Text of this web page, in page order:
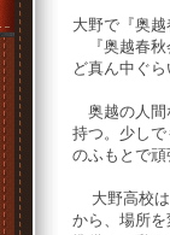
大野で『奥越
『奥越春秋
ど真ん中ぐ
奥越の人間
持つ。少し
のふもとで頑
大野高校は
から、場所